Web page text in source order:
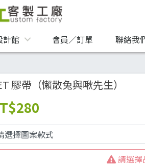
計館 會員／訂單
聯絡我
膠帶（懶散兔與啾先生）
$280
請選擇